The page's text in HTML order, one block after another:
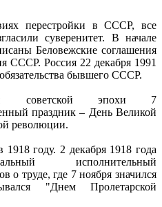
перестройки в СССР, все
суверенитет. В начале
Беловежские соглашения
СССР. Россия 22 декабря 1991
бывшего СССР.
советской эпохи 7
праздник – День Великой
революции.
1918 году. 2 декабря 1918 года
исполнительный
о труде, где 7 ноября значился
"Днем Пролетарской